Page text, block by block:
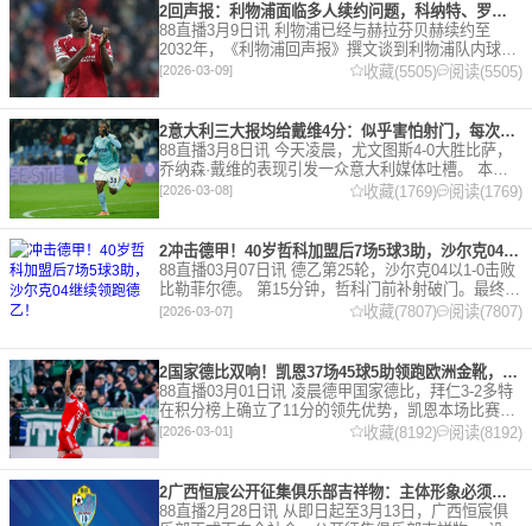
2回声报：利物浦面临多人续约问题，科纳特、罗伯逊合同今夏到期
88直播3月9日讯 利物浦已经与赫拉芬贝赫续约至
2032年，《利物浦回声报》撰文谈到利物浦队内球员
的合同情况，文章表示，利物浦多位球员面临合同问
题。 对于利物浦来说，科纳特的合同将在本赛季末到
期，俱乐
[2026-03-09] 收藏(5505) 阅读(5505)
2意大利三大报均给戴维4分：似乎害怕射门，每次触球球迷都叹息
88直播3月8日讯 今天凌晨，尤文图斯4-0大胜比萨，
乔纳森·戴维的表现引发一众意大利媒体吐槽。 本场
比赛，戴维半场就被换下，赛后，《米兰体育报》、
《罗马体育报》和《都灵体育报》三大报都给戴维打
出4分
[2026-03-08] 收藏(1769) 阅读(1769)
2冲击德甲！40岁哲科加盟后7场5球3助，沙尔克04继续领跑德乙！
88直播03月07日讯 德乙第25轮，沙尔克04以1-0击败
比勒菲尔德。 第15分钟，哲科门前补射破门。最终凭
借哲科的进球沙尔克04成功拿到3分，继续领跑德
[2026-03-07] 收藏(7807) 阅读(7807)
2国家德比双响！凯恩37场45球5助领跑欧洲金靴，32岁保持赛季全勤
88直播03月01日讯 凌晨德甲国家德比，拜仁3-2多特
在积分榜上确立了11分的领先优势，凯恩本场比赛上
演双响。 本赛季32岁的凯恩仍然保持着超高的效率，
在到目前为止保持全勤，出战37场比赛，狂轰45
[2026-03-01] 收藏(8192) 阅读(8192)
2广西恒宸公开征集俱乐部吉祥物：主体形象必须为龙
88直播2月28日讯 从即日起至3月13日，广西恒宸俱